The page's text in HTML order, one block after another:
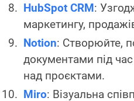
HubSpot CRM:
маркетингу,
Notion: Створюйте,
документами під
над проєктами.
Miro: Візуальна